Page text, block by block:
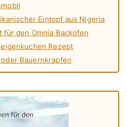
Eintopf aus Nigeria
für den Omnia Backofen
Rezept
Bauernkrapfen